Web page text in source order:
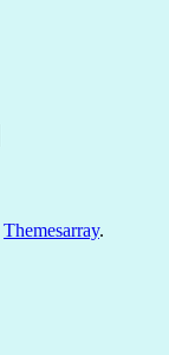
Themesarray.